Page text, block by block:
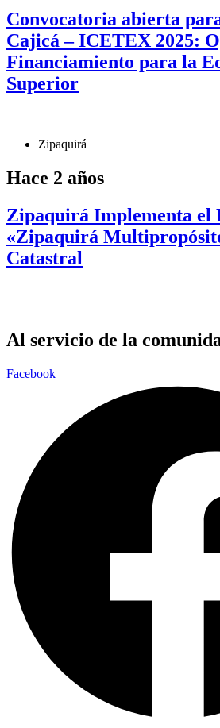
Convocatoria abierta
Cajicá – ICETEX 2025:
Financiamiento para la
Superior
Zipaquirá
Hace 2 años
Zipaquirá Implementa el
«Zipaquirá
Catastral
Al servicio de la
Facebook